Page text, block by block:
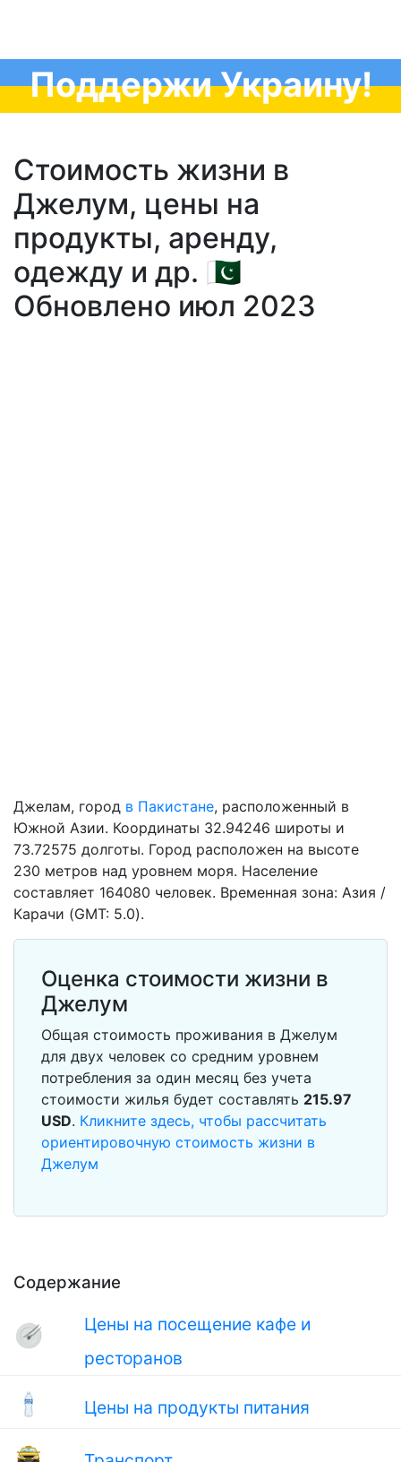
Поддержи Украину!
Стоимость жизни в
Джелум, цены на
продукты, аренду,
одежду и др. 🇵🇰
Обновлено июл 2023
Содержание
Цены на посещение кафе и
ресторанов
Цены на продукты питания
Джелам, город в Пакистане, расположенный в
Южной Азии. Координаты 32.94246 широты и
73.72575 долготы. Город расположен на высоте
230 метров над уровнем моря. Население
составляет 164080 человек. Временная зона: Азия /
Карачи (GMT: 5.0).
Оценка стоимости жизни в
Джелум
Общая стоимость проживания в Джелум
для двух человек со средним уровнем
потребления за один месяц без учета
стоимости жилья будет составлять 215.97
USD. Кликните здесь, чтобы рассчитать
ориентировочную стоимость жизни в
Джелум